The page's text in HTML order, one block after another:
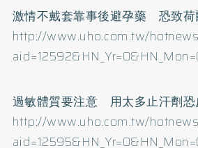
激情不戴套靠事後避孕藥 恐致荷
http://www.uho.com.tw/
過敏體質要注意 用太多止汗劑恐
http://www.uho.com.tw/